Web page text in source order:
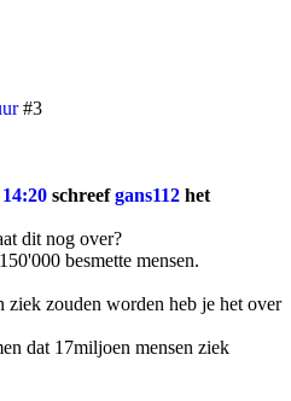
#3
schreefgans112 het
dit nog over?
besmette mensen.
ziek zouden worden heb je het over
dat 17miljoen mensen ziek